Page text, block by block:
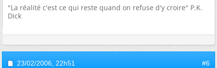
"La réalité c'est ce qui reste quand on refuse d'y croire" P.K.
Dick
23/02/2006, 22h51 #6